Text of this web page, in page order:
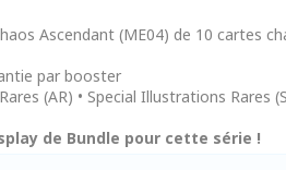
Ascendant (ME04) de 10 cartes
par booster
(AR) • Special Illustrations Rares
de Bundle pour cette série !